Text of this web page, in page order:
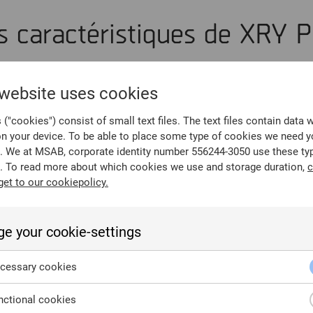
caractéristiques de XRY
Pro prend en charge de nombreux nouveaux
Dimensity. Récupérez facilement les mots de passe
force brute distribuée.
caractéristiques de XAMN
améliorations importantes visant à simplifier votre
unes des améliorations essentielles que nous
:
enquêtes grâce à un flux de travail de classement
XAMN Pro comprend plusieurs améliorations destinées à
uses cookies
("cookies") consist of small text files. The text files contain data
your device. To be able to place some type of cookies we need
We at MSAB, corporate identity number 556244-3050 use these
To read more about which cookies we use and storage duration,
to our cookiepolicy.
your cookie-settings
cookies
cookies